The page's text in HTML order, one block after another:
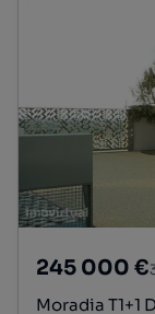
245 000 €
Moradia T1+1